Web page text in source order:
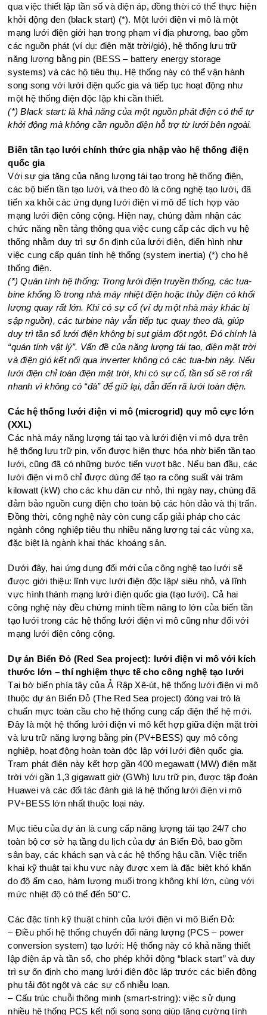
qua việc thiết lập tần số và điện áp, đồng thời có thể thực hiện
khởi động đen (black start) (*). Một lưới điện vi mô là một
mạng lưới điện giới hạn trong phạm vi địa phương, bao gồm
các nguồn phát (ví dụ: điện mặt trời/gió), hệ thống lưu trữ
năng lượng bằng pin (BESS – battery energy storage
systems) và các hộ tiêu thụ. Hệ thống này có thể vận hành
song song với lưới điện quốc gia và tiếp tục hoạt động như
một hệ thống điện độc lập khi cần thiết.
(*) Black start: là khả năng của một nguồn phát điện có thể tự
khởi động mà không cần nguồn điện hỗ trợ từ lưới bên ngoài.
Biến tần tạo lưới chính thức gia nhập vào hệ thống điện
quốc gia
Với sự gia tăng của năng lượng tái tạo trong hệ thống điện,
các bộ biến tần tạo lưới, và theo đó là công nghệ tạo lưới, đã
tiến xa khỏi các ứng dụng lưới điện vi mô để tích hợp vào
mạng lưới điện công cộng. Hiện nay, chúng đảm nhận các
chức năng nền tảng thông qua việc cung cấp các dịch vụ hệ
thống nhằm duy trì sự ổn định của lưới điện, điển hình như
việc cung cấp quán tính hệ thống (system inertia) (*) cho hệ
thống điện.
(*) Quán tính hệ thống: Trong lưới điện truyền thống, các tua-
bine khổng lồ trong nhà máy nhiệt điện hoặc thủy điện có khối
lượng quay rất lớn. Khi có sự cố (ví dụ một nhà máy khác bị
sập nguồn), các turbine này vẫn tiếp tục quay theo đà, giúp
duy trì tần số lưới điện không bị sụt giảm đột ngột. Đó chính là
“quán tính vật lý”. Vấn đề của năng lượng tái tạo, điện mặt trời
và điện gió kết nối qua inverter không có các tua-bin này. Nếu
lưới điện chỉ toàn điện mặt trời, khi có sự cố, tần số sẽ rơi rất
nhanh vì không có “đà” để giữ lại, dẫn đến rã lưới toàn diện.
Các hệ thống lưới điện vi mô (microgrid) quy mô cực lớn
(XXL)
Các nhà máy năng lượng tái tạo và lưới điện vi mô dựa trên
hệ thống lưu trữ pin, vốn được hiện thực hóa nhờ biến tần tạo
lưới, cũng đã có những bước tiến vượt bậc. Nếu ban đầu, các
lưới điện vi mô chỉ được dùng để tạo ra công suất vài trăm
kilowatt (kW) cho các khu dân cư nhỏ, thì ngày nay, chúng đã
đảm bảo nguồn cung điện cho toàn bộ các hòn đảo và thị trấn.
Đồng thời, công nghệ này còn cung cấp giải pháp cho các
ngành công nghiệp tiêu thụ nhiều năng lượng tại các vùng xa,
đặc biệt là ngành khai thác khoáng sản.
Dưới đây, hai ứng dụng đổi mới của công nghệ tạo lưới sẽ
được giới thiệu: lĩnh vực lưới điện độc lập/ siêu nhỏ, và lĩnh
vực hình thành mạng lưới điện quốc gia (tạo lưới). Cả hai
công nghệ này đều chứng minh tiềm năng to lớn của biến tần
tạo lưới trong các hệ thống lưới điện vi mô cũng như đối với
mạng lưới điện công cộng.
Dự án Biển Đỏ (Red Sea project): lưới điện vi mô với kích
thước lớn – thí nghiệm thực tế cho công nghệ tạo lưới
Tại bờ biển phía tây của Ả Rập Xê-út, hệ thống lưới điện vi mô
thuộc dự án Biển Đỏ (The Red Sea project) đóng vai trò là
chuẩn mực toàn cầu cho hệ thống cung cấp điện thế hệ mới.
Đây là một hệ thống lưới điện vi mô kết hợp giữa điện mặt trời
và lưu trữ năng lượng bằng pin (PV+BESS) quy mô công
nghiệp, hoạt động hoàn toàn độc lập với lưới điện quốc gia.
Trạm phát điện này kết hợp gần 400 megawatt (MW) điện mặt
trời với gần 1,3 gigawatt giờ (GWh) lưu trữ pin, được tập đoàn
Huawei và các đối tác đánh giá là hệ thống lưới điện vi mô
PV+BESS lớn nhất thuộc loại này.
Mục tiêu của dự án là cung cấp năng lượng tái tạo 24/7 cho
toàn bộ cơ sở hạ tầng du lịch của dự án Biển Đỏ, bao gồm
sân bay, các khách sạn và các hệ thống hậu cần. Việc triển
khai kỹ thuật tại khu vực này được xem là đặc biệt khó khăn
do độ ẩm cao, hàm lượng muối trong không khí lớn, cùng với
mức nhiệt độ có thể đến 50°C.
Các đặc tính kỹ thuật chính của lưới điện vi mô Biển Đỏ:
– Điều phối hệ thống chuyển đổi năng lượng (PCS – power
conversion system) tạo lưới: Hệ thống này có khả năng thiết
lập điện áp và tần số, cho phép khởi động “black start” và duy
trì sự ổn định cho mạng lưới điện độc lập trước các biến động
phụ tải đột ngột và các sự cố nhiễu loạn.
– Cấu trúc chuỗi thông minh (smart-string): việc sử dụng
nhiều hệ thống PCS kết nối song song giúp tăng cường tính